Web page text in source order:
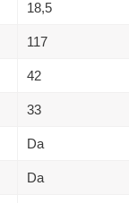
18,5
117
42
33
Da
Da